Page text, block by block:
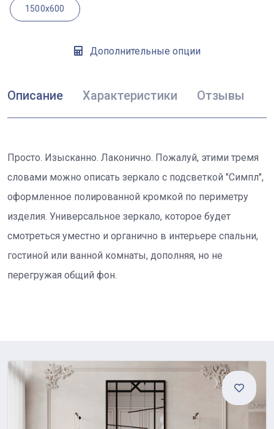
1500x600
Дополнительные опции
Описание Характеристики Отзывы
Просто. Изысканно. Лаконично. Пожалуй, этими тремя
словами можно описать зеркало с подсветкой "Симпл",
оформленное полированной кромкой по периметру
изделия. Универсальное зеркало, которое будет
смотреться уместно и органично в интерьере спальни,
гостиной или ванной комнаты, дополняя, но не
перегружая общий фон.